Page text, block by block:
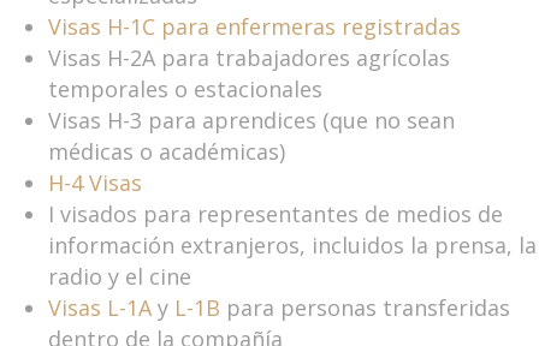
Visas H-1C para enfermeras registradas
Visas H-2A para trabajadores agrícolas
temporales o estacionales
Visas H-3 para aprendices (que no sean
médicas o académicas)
H-4 Visas
I visados para representantes de medios de
información extranjeros, incluidos la prensa, la
radio y el cine
Visas L-1A y L-1B para personas transferidas
dentro de la compañía